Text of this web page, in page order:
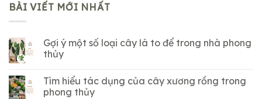
BÀI VIẾT MỚI NHẤT
Gợi ý một số loại cây lá to để trong nhà phong
thủy
Tìm hiểu tác dụng của cây xương rồng trong
phong thủy